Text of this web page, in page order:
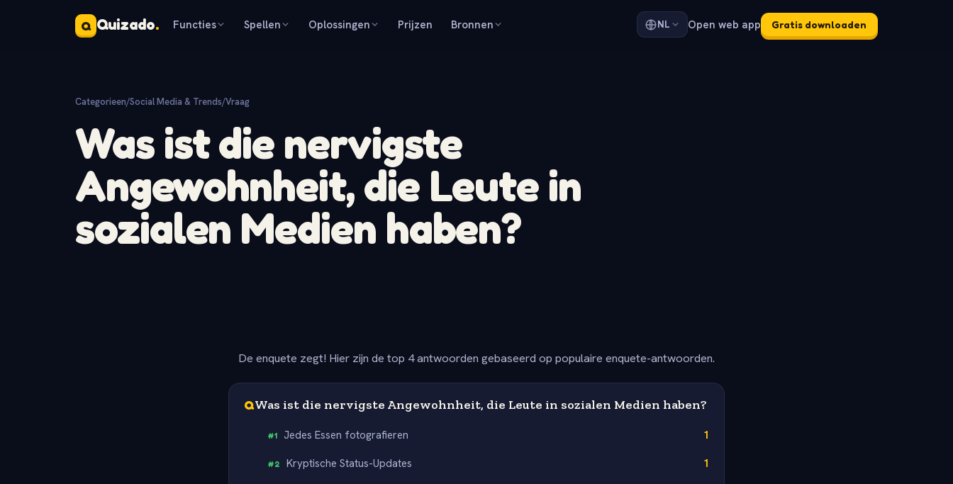
Q Quizado. Functies Spellen Oplossingen Prijzen Bronnen NL Open web app Gratis downloaden
Categorieen/Social Media & Trends/Vraag
Was ist die nervigste
Angewohnheit, die Leute in
sozialen Medien haben?
De enquete zegt! Hier zijn de top 4 antwoorden gebaseerd op populaire enquete-antwoorden.
QWas ist die nervigste Angewohnheit, die Leute in sozialen Medien haben?
#1 Jedes Essen fotografieren 1
#2 Kryptische Status-Updates 1